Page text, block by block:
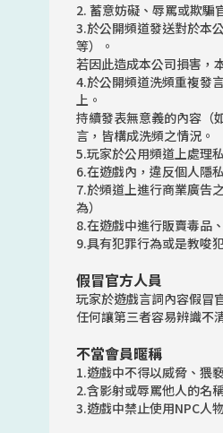
2. 蓄意妨礙、辱罵或欺騙
3.於公開頻道發送對於本
等）。
若因此造成本公司損害，
4.於公開頻道洗頻重複發
上。
持續發表無意義的內容（
言，皆構成洗頻之情況。
5.玩家於公用頻道上處理
6.在遊戲內，違反個人隱
7.於頻道上進行商業廣告
為）
8.在遊戲中進行販賣毒品
9.具有犯罪行為或是教唆
假冒官方人員
玩家於遊戲言詞內容假冒
任何讓第三者容易辨識不
不當會員暱稱
1.遊戲中不得以威脅、猥
2.含影射或辱罵他人的名
3.遊戲中禁止使用NPC人